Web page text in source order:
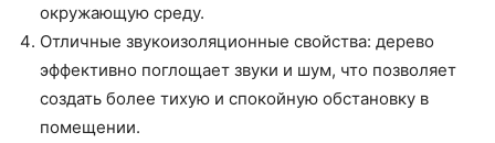
окружающую среду.
Отличные звукоизоляционные свойства: дерево
эффективно поглощает звуки и шум, что позволяет
создать более тихую и спокойную обстановку в
помещении.